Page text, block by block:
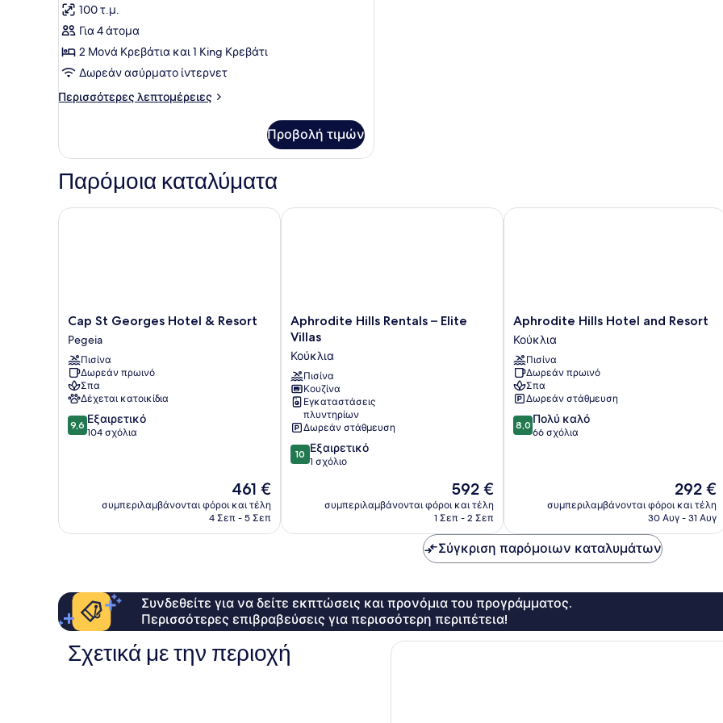
των
φωτογραφιών
για
2
Bedroom
Apartment
100 τ.μ.
Για 4 άτομα
2 Μονά Κρεβάτια και 1 King Κρεβάτι
Δωρεάν ασύρματο ίντερνετ
Περισσότερες λεπτομέρειες
Περισσότερες
Bedroom
Apartment
Προβολή τιμών
Παρόμοια καταλύματα
Cap
St
Georges
Hotel
&
Resort
Pegeia
Cap St Georges Hotel & Resort
Pegeia
Πισίνα
Δωρεάν πρωινό
Σπα
Δέχεται κατοικίδια
9.6
στα
9,6 Εξαιρετικό
104 σχόλια
Η
τιμή
είναι
461 €
συμπεριλαμβάνονται φόροι και τέλη
4 Σεπ - 5 Σεπ
Cap St Georges Hotel & Resort
Aphrodite
Hills
Rentals
–
Elite
Villas
Κούκλια
Aphrodite Hills Rentals – Elite
Villas
Κούκλια
Πισίνα
Κουζίνα
Εγκαταστάσεις
πλυντηρίων
Δωρεάν στάθμευση
10.0
στα
10 Εξαιρετικό
1 σχόλιο
Η
τιμή
είναι
592 €
συμπεριλαμβάνονται φόροι και τέλη
1 Σεπ - 2 Σεπ
Aphrodite Hills Rentals – Elite Villas
Aphrodite
Hills
Hotel
and
Resort
Κούκλια
Aphrodite Hills Hotel and Resort
Κούκλια
Πισίνα
Δωρεάν πρωινό
Σπα
Δωρεάν στάθμευση
8.0
στα
σχόλια
8,0 Πολύ καλό
66 σχόλια
Η
τιμή
είναι
292 €
συμπεριλαμβάνονται φόροι και τέλη
30 Αυγ - 31 Αυγ
Aphrodite Hills Hotel and Resort
Σύγκριση παρόμοιων καταλυμάτων
Συνδεθείτε για να δείτε εκπτώσεις και προνόμια του προγράμματος.
Περισσότερες επιβραβεύσεις για περισσότερη περιπέτεια!
Σχετικά με την περιοχή